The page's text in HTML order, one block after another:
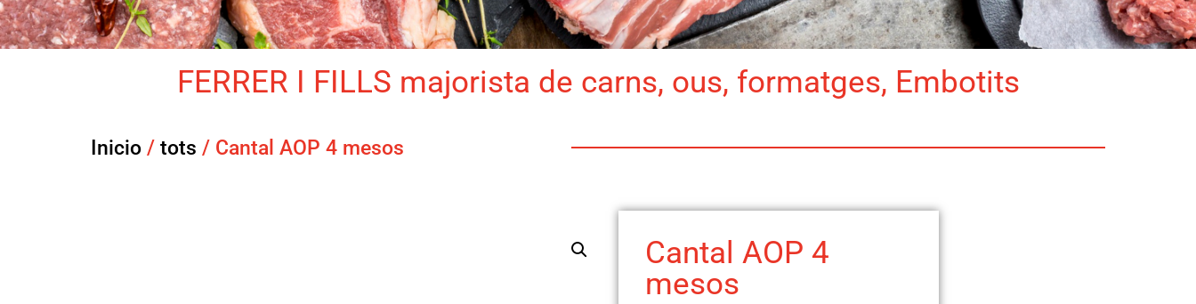
FERRER I FILLS majorista de carns, ous, formatges, Embotits
Inicio / tots / Cantal AOP 4 mesos
Cantal AOP 4
mesos